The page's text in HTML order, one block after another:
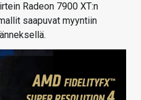
Radeon 7900 XT:n
saapuvat myyntiin